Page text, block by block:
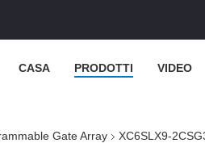
CASA PRODOTTI VIDEO
Gate Array XC6SLX9-